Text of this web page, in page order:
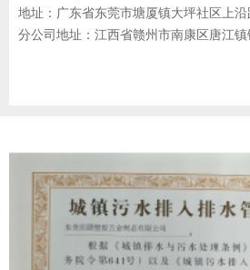
地址：广东省东莞市塘厦镇大坪社区上
分公司地址：江西省赣州市南康区唐江